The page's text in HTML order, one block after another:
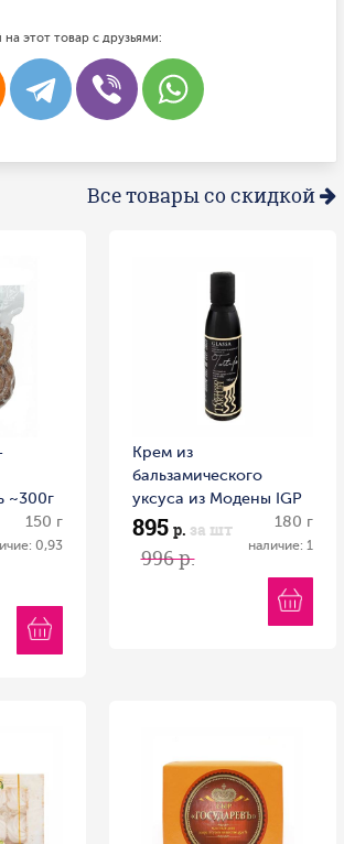
этот товар с друзьями:
Все товары со скидкой
~300г
150 г
0,93
Крем из
бальзамического
уксуса из Модены IGP
с черным трюфелем
RETARTU 180 г пл/б
Италия
895 р. за шт
996 р.
180 г
наличие: 1